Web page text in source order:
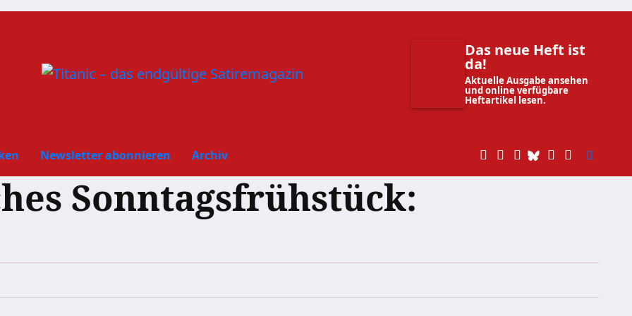
Das neue Heft ist
da!
Aktuelle Ausgabe ansehen
und online verfügbare
Heftartikel lesen.
Newsletter abonnieren Archiv
Sonntagsfrühstück: